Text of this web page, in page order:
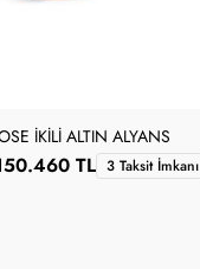
İKILI ALTIN ALYANS
TL 3 Taksit İmkanı